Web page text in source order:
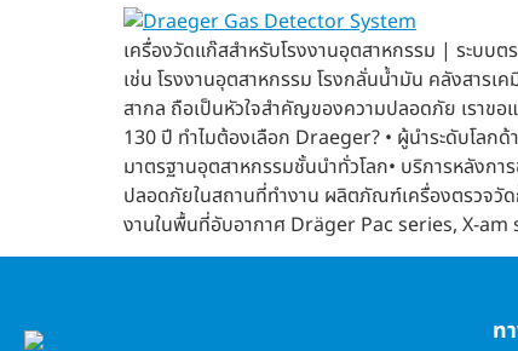
เครื่องวัดแก๊สสำหรับโรงงานอุตสาหกรรม | ระบบ
เช่น โรงงานอุตสาหกรรม โรงกลั่นน้ำมัน คลังสาร
สากล ถือเป็นหัวใจสำคัญของความปลอดภัย เราขอ
130 ปี ทำไมต้องเลือก Draeger? • ผู้นำระดับโลก
มาตรฐานอุตสาหกรรมชั้นนำทั่วโลก• บริการหลังก
ปลอดภัยในสถานที่ทำงาน ผลิตภัณฑ์เครื่องตรวจวั
งานในพื้นที่อับอากาศ Dräger Pac series, X-
ท